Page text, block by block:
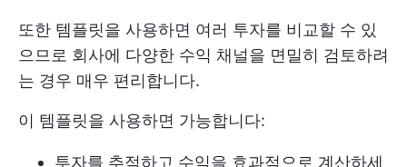
또한 템플릿을 사용하면 여러 투자를 비교할 수 있
으므로 회사에 다양한 수익 채널을 면밀히 검토하려
는 경우 매우 편리합니다.
이 템플릿을 사용하면 가능합니다:
투자를 추적하고 수익을 효과적으로 계산하세